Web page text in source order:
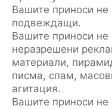
Вашите приноси не
подвеждащи.
Вашите приноси
неразрешени
материали,
писма, спам,
агитация.
Вашите приноси не